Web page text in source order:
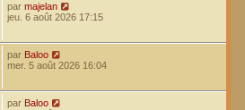
par majelan
jeu. 6 août 2026 17:15
par Baloo
mer. 5 août 2026 16:04
par Baloo